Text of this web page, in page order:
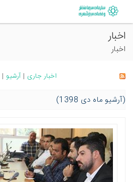
اخبار
اخبار
اخبار جاری | آرشیو |
(آرشیو ماه دی 1398)